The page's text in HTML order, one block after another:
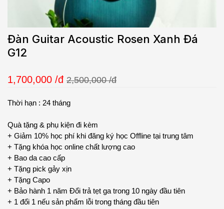
Đàn Guitar Acoustic Rosen Xanh Đá
G12
1,700,000 /đ 2,500,000 /đ
Thời hạn : 24 tháng
Quà tặng & phụ kiện đi kèm
+ Giảm 10% học phí khi đăng ký học Offline tại trung tâm
+ Tặng khóa học online chất lượng cao
+ Bao da cao cấp
+ Tặng pick gảy xịn
+ Tặng Capo
+ Bảo hành 1 năm Đổi trả tẹt ga trong 10 ngày đầu tiên
+ 1 đổi 1 nếu sản phẩm lỗi trong tháng đầu tiên